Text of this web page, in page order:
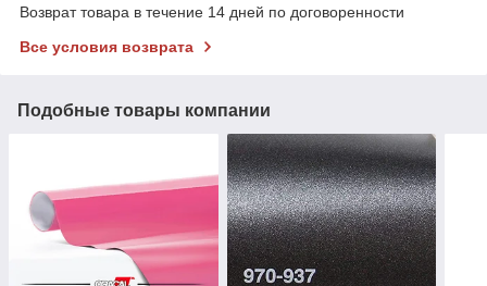
Возврат товара в течение 14 дней по договоренности
Все условия возврата
Подобные товары компании